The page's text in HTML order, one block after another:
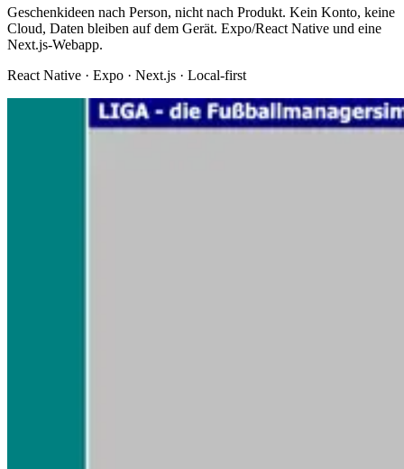
Geschenkideen nach Person, nicht nach Produkt. Kein Konto, keine
Cloud, Daten bleiben auf dem Gerät. Expo/React Native und eine
Next.js-Webapp.
React Native · Expo · Next.js · Local-first